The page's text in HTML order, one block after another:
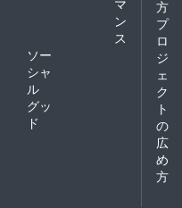
ン
ス
ソー
シャ
ル
グッ
ド
方
プ
ロ
ジ
ェ
ク
ト
の
広
め
方